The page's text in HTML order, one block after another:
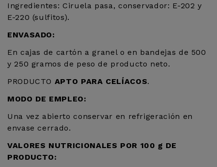
Ingredientes: Ciruela pasa, conservador: E-202 y
E-220 (sulfitos).
ENVASADO:
En cajas de cartón a granel o en bandejas de 500
y 250 gramos de peso de producto neto.
PRODUCTO APTO PARA CELÍACOS.
MODO DE EMPLEO:
Una vez abierto conservar en refrigeración en
envase cerrado.
VALORES NUTRICIONALES POR 100 g DE
PRODUCTO: